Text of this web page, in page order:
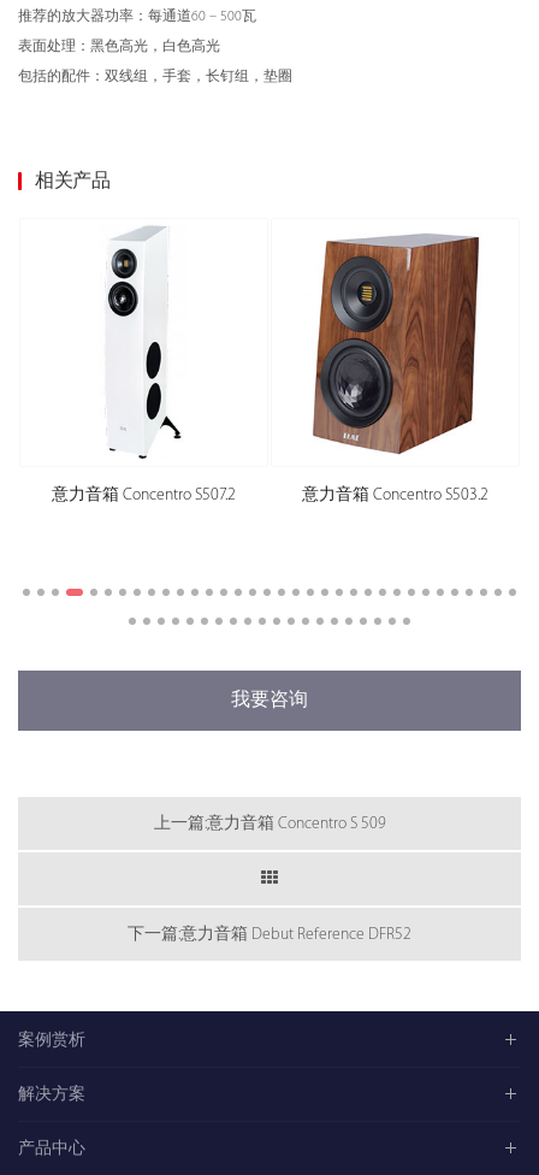
推荐的放大器功率：每通道60 – 500瓦
表面处理：黑色高光，白色高光
包括的配件：双线组，手套，长钉组，垫圈
相关产品
意力音箱 Concentro S507.2 意力音箱 Concentro S503.2
我要咨询
上一篇:意力音箱 Concentro S 509
下一篇:意力音箱 Debut Reference DFR52
案例赏析
解决方案
产品中心